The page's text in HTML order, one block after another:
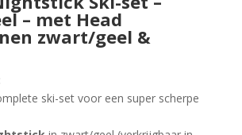
– met Head
zwart/geel &
ski-set voor een super scherpe